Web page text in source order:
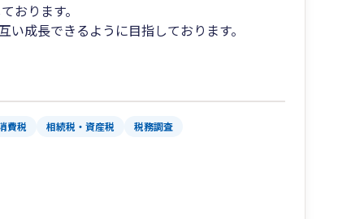
おります。
成長できるように目指しております。
費税 相続税・資産税 税務調査